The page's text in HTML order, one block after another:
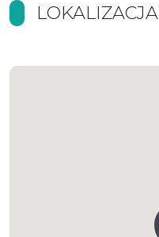
LOKALIZACJA